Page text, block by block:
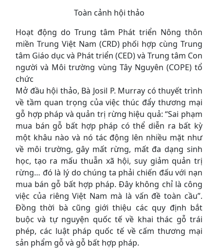
Toàn cảnh hội thảo
Hoạt động do Trung tâm Phát triển Nông thôn
miền Trung Việt Nam (CRD) phối hợp cùng Trung
tâm Giáo dục và Phát triển (CED) và Trung tâm Con
người và Môi trường vùng Tây Nguyên (COPE) tổ
chức
Mở đầu hội thảo, Bà Josil P. Murray có thuyết trình
về tầm quan trọng của việc thúc đẩy thương mại
gỗ hợp pháp và quản trị rừng hiệu quả: “Sai phạm
mua bán gỗ bất hợp pháp có thể diễn ra bất kỳ
một khâu nào và nó tác động lên nhiều mặt như
về môi trường, gây mất rừng, mất đa dạng sinh
học, tạo ra mấu thuẫn xã hội, suy giảm quản trị
rừng… đó là lý do chúng ta phải chiến đấu với nạn
mua bán gỗ bất hợp pháp. Đây không chỉ là công
việc của riêng Việt Nam mà là vấn đề toàn cầu”.
Đồng thời bà cũng giới thiệu các quy định bắt
buộc và tự nguyện quốc tế về khai thác gỗ trái
phép, các luật pháp quốc tế về cấm thương mại
sản phẩm gỗ và gỗ bất hợp pháp.